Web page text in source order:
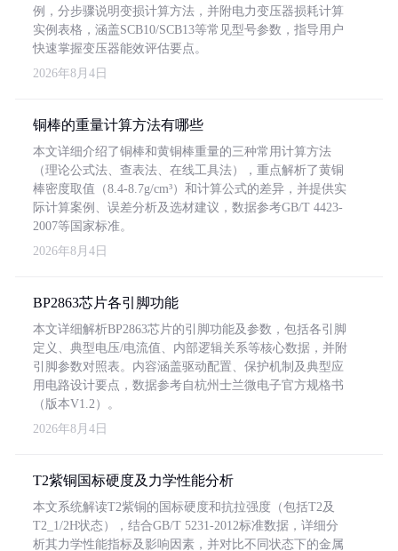
例，分步骤说明变损计算方法，并附电力变压器损耗计算
实例表格，涵盖SCB10/SCB13等常见型号参数，指导用户
快速掌握变压器能效评估要点。
2026年8月4日
铜棒的重量计算方法有哪些
本文详细介绍了铜棒和黄铜棒重量的三种常用计算方法
（理论公式法、查表法、在线工具法），重点解析了黄铜
棒密度取值（8.4-8.7g/cm³）和计算公式的差异，并提供实
际计算案例、误差分析及选材建议，数据参考GB/T 4423-
2007等国家标准。
2026年8月4日
BP2863芯片各引脚功能
本文详细解析BP2863芯片的引脚功能及参数，包括各引脚
定义、典型电压/电流值、内部逻辑关系等核心数据，并附
引脚参数对照表。内容涵盖驱动配置、保护机制及典型应
用电路设计要点，数据参考自杭州士兰微电子官方规格书
（版本V1.2）。
2026年8月4日
T2紫铜国标硬度及力学性能分析
本文系统解读T2紫铜的国标硬度和抗拉强度（包括T2及
T2_1/2H状态），结合GB/T 5231-2012标准数据，详细分
析其力学性能指标及影响因素，并对比不同状态下的金属